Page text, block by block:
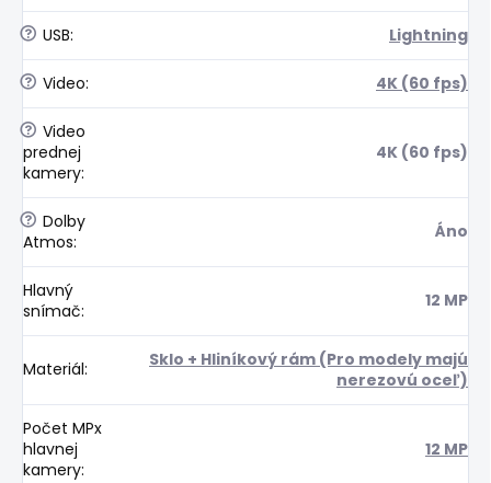
? USB: Lightning
? Video: 4K (60 fps)
? Video
prednej
kamery:
4K (60 fps)
? Dolby
Atmos: Áno
Hlavný
snímač: 12 MP
Materiál:
Sklo + Hliníkový rám (Pro modely majú
nerezovú oceľ)
Počet MPx
hlavnej
kamery:
12 MP